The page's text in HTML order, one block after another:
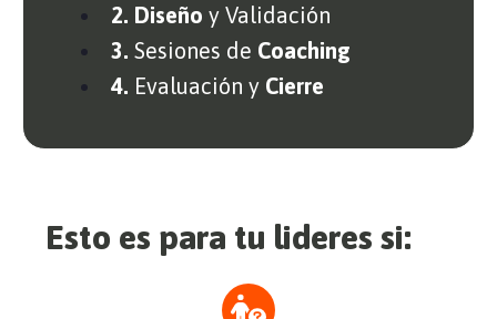
2. Diseño y Validación
3. Sesiones de Coaching
4. Evaluación y Cierre
Esto es para tu lideres si: